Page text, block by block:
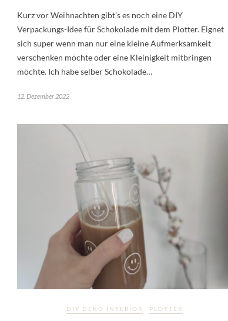
Kurz vor Weihnachten gibt’s es noch eine DIY
Verpackungs-Idee für Schokolade mit dem Plotter. Eignet
sich super wenn man nur eine kleine Aufmerksamkeit
verschenken möchte oder eine Kleinigkeit mitbringen
möchte. Ich habe selber Schokolade…
12. Dezember 2022
DIY DEKO INTERIOR PLOTTER